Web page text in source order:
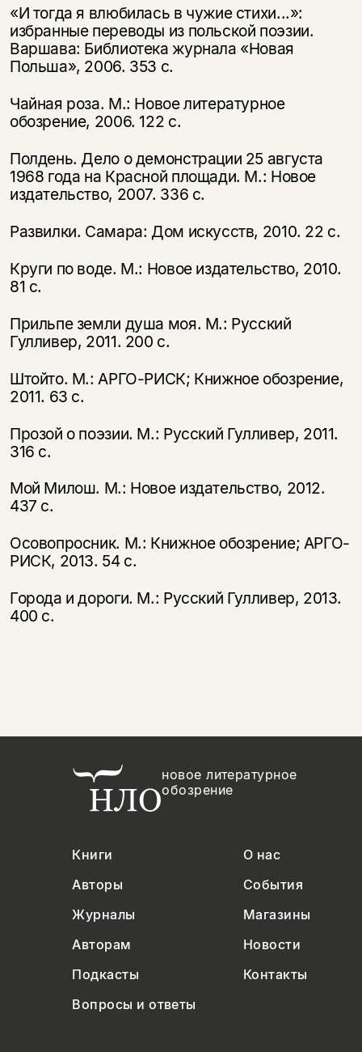
«И тогда я влюбилась в чужие стихи...»:
избранные переводы из польской поэзии.
Варшава: Библиотека журнала «Новая
Польша», 2006. 353 с.
Чайная роза. М.: Новое литературное
обозрение, 2006. 122 с.
Полдень. Дело о демонстрации 25 августа
1968 года на Красной площади. М.: Новое
издательство, 2007. 336 с.
Развилки. Самара: Дом искусств, 2010. 22 с.
Круги по воде. М.: Новое издательство, 2010.
81 с.
Прильпе земли душа моя. М.: Русский
Гулливер, 2011. 200 с.
Штойто. М.: АРГО-РИСК; Книжное обозрение,
2011. 63 с.
Прозой о поэзии. М.: Русский Гулливер, 2011.
316 с.
Мой Милош. М.: Новое издательство, 2012.
437 с.
Осовопросник. М.: Книжное обозрение; АРГО-
РИСК, 2013. 54 с.
Города и дороги. М.: Русский Гулливер, 2013.
400 с.
новое литературное
обозрение
Книги
О нас
Авторы
События
Журналы
Магазины
Авторам
Новости
Подкасты
Контакты
Вопросы и ответы